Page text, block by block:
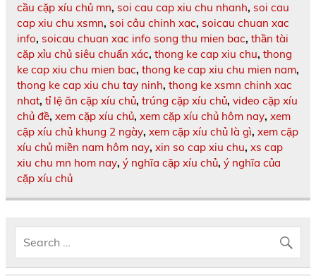
cầu cặp xíu chủ mn, soi cau cap xiu chu nhanh, soi cau
cap xiu chu xsmn, soi câu chinh xac, soicau chuan xac
info, soicau chuan xac info song thu mien bac, thần tài
cặp xỉu chủ siêu chuẩn xác, thong ke cap xiu chu, thong
ke cap xiu chu mien bac, thong ke cap xiu chu mien nam,
thong ke cap xiu chu tay ninh, thong ke xsmn chinh xac
nhat, tỉ lệ ăn cặp xíu chủ, trúng cặp xíu chủ, video cặp xíu
chủ đề, xem cặp xíu chủ, xem cặp xíu chủ hôm nay, xem
cặp xíu chủ khung 2 ngày, xem cặp xíu chủ là gì, xem cặp
xíu chủ miền nam hôm nay, xin so cap xiu chu, xs cap
xiu chu mn hom nay, ý nghĩa cặp xíu chủ, ý nghĩa của
cặp xíu chủ